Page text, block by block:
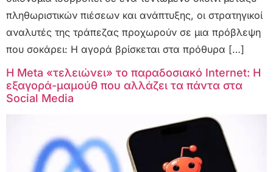
πληθωριστικών πιέσεων και ανάπτυξης, οι στρατηγικοί
αναλυτές της τράπεζας προχωρούν σε μια πρόβλεψη
που σοκάρει: Η αγορά βρίσκεται στα πρόθυρα […]
Η Meta «τελειώνει» το παραδοσιακό Internet: Η
εξαγορά-μαμούθ που αλλάζει τα πάντα στα
Social Media